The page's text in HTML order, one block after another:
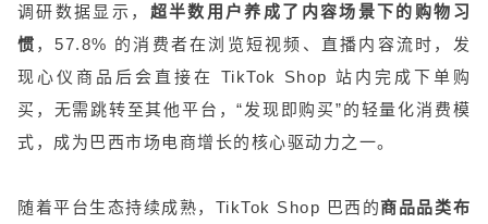
调研数据显示， 超半数用户养成了内容场景下的购物习
惯 ，57.8% 的消费者在浏览短视频、直播内容流时，发
现心仪商品后会直接在 TikTok Shop 站内完成下单购
买，无需跳转至其他平台，“发现即购买”的轻量化消费模
式，成为巴西市场电商增长的核心驱动力之一。
随着平台生态持续成熟，TikTok Shop 巴西的商品品类布